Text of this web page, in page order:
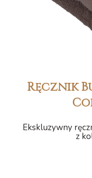
Ręcznik
Ekskluzywny
z